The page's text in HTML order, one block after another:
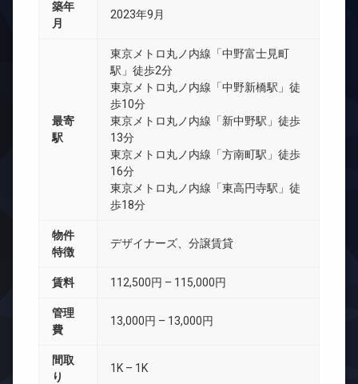
築年
月
2023年9月
最寄
駅
東京メトロ丸ノ内線「中野富士見町
駅」徒歩2分
東京メトロ丸ノ内線「中野新橋駅」徒
歩10分
東京メトロ丸ノ内線「新中野駅」徒歩
13分
東京メトロ丸ノ内線「方南町駅」徒歩
16分
東京メトロ丸ノ内線「東高円寺駅」徒
歩18分
物件
特徴
デザイナーズ、分譲賃貸
賃料 112,500円 – 115,000円
管理
費
13,000円 – 13,000円
間取
り
1K – 1K